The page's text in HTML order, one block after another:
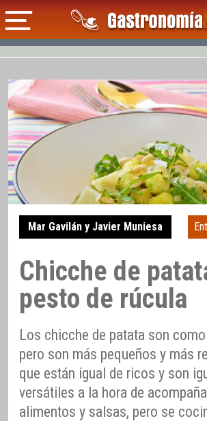
Mar Gavilán y Javier Muniesa
Chicche de
pesto de rúcula
Los chicche de patata son
pero son más pequeños y más
que están igual de ricos y son
versátiles a la hora de
alimentos y salsas, pero se